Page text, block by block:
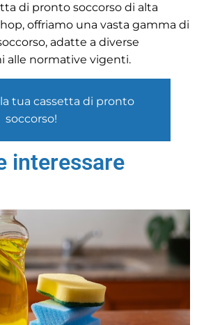
di pronto soccorso di alta
offriamo una vasta gamma di
adatte a diverse
alle normative vigenti.
tua cassetta di pronto
soccorso!
interessare